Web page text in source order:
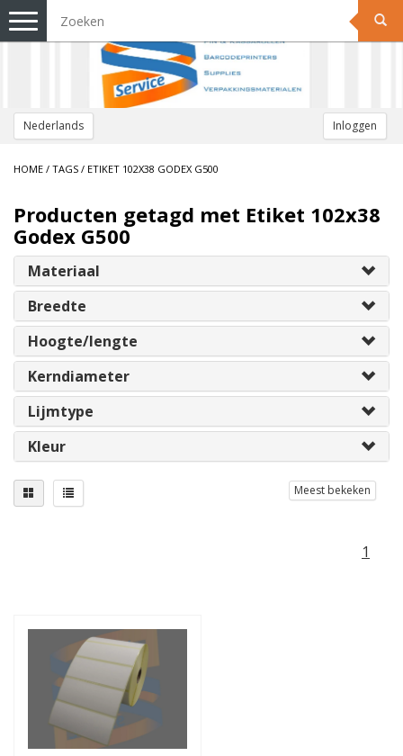
Nederlands Inloggen
Toggle
navigation
HOME / TAGS / ETIKET 102X38 GODEX G500
Producten getagd met Etiket 102x38
Godex G500
Materiaal
Breedte
Hoogte/lengte
Kerndiameter
Lijmtype
Kleur
Meest bekeken
1